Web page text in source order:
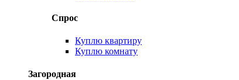
Спрос
Куплю квартиру
Куплю комнату
Загородная